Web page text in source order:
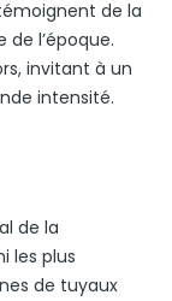
de la
l’époque.
invitant à un
intensité.
de la
les plus
de tuyaux